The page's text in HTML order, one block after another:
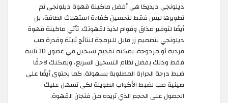
ديلونجي ديديكا هي أفضل ماكينة قهوة ديلونجي تم
تطويرها ليس فقط لتحسين كفاءة استهلاك الطاقة، بل
أيضًا لتوفير مذاق وقوام لذيذ لقهوتك. تأتي ماكينة قهوة
ديلونجي بتصميم زر قابل للبرمجة لنتائج ثابتة وقدرة صب
فردية أو مزدوجة. يمكنه تقديم تسخين في غضون 30 ثانية
فقط وذلك بفضل نظام التسخين السريع، ويمكنك لاحقًا
ضبط درجة الحرارة المطلوبة بسهولة. كما يحتوي أيضًا على
صينية صب لضبط الأكواب الطويلة لكي تسهل عليك
الحصول على الحجم الذي تريده من فنجان القهوة.